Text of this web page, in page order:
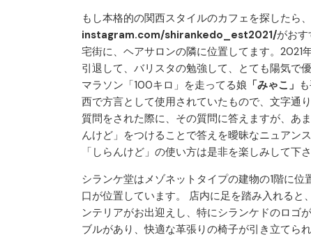
もし本格的の関西スタイルのカフェを探したら、
instagram.com/shirankedo_est2021/がお
宅街に、ヘアサロンの隣に位置してます。2021
引退して、バリスタの勉強して、とても陽気で
マラソン「100キロ」を走ってる娘 「みゃこ」
西で方言として使用されていたもので、文字通
質問をされた際に、その質問に答えますが、あ
んけど」をつけることで答えを曖昧なニュアン
「しらんけど」の使い方は是非を楽しみして下さ
シランケ堂はメゾネットタイプの建物の1階に
口が位置しています。 店内に足を踏み入れる
ンテリアがお出迎えし、特にシランケドのロゴ
ブルがあり、快適な革張りの椅子が引き立てられ